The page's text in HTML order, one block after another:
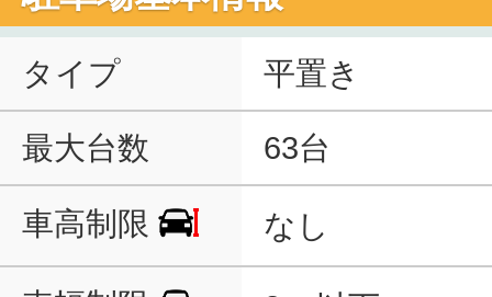
タイプ 平置き
最大台数 63台
車高制限 なし